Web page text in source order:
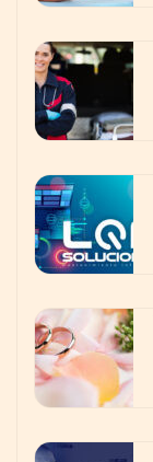
Sierra de
La cartera
doble de